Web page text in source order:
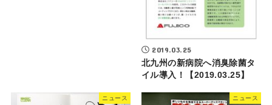
2019.03.25
北九州の新病院へ消臭除菌タ
イル導入！【2019.03.25】
ニュース ニュース